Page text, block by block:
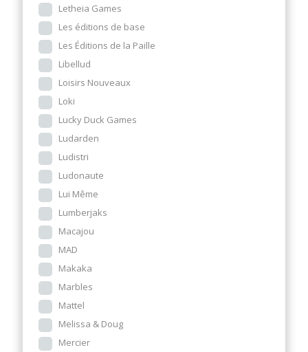
Letheia Games
Les éditions de base
Les Éditions de la Paille
Libellud
Loisirs Nouveaux
Loki
Lucky Duck Games
Ludarden
Ludistri
Ludonaute
Lui Même
Lumberjaks
Macajou
MAD
Makaka
Marbles
Mattel
Melissa & Doug
Mercier